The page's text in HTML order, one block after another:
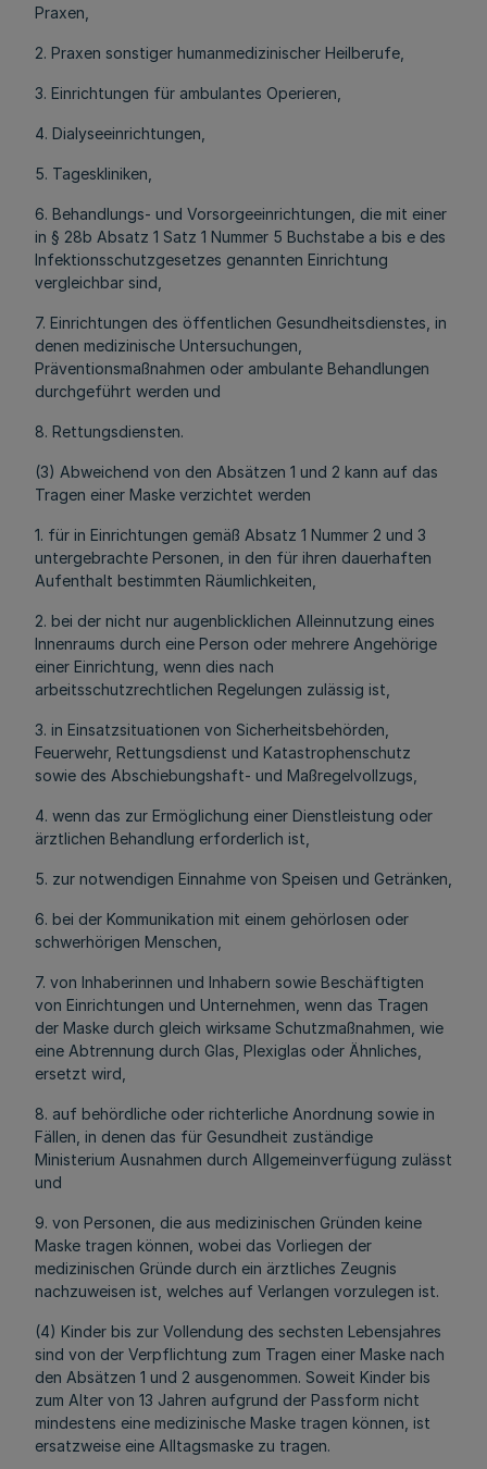
Praxen,
2. Praxen sonstiger humanmedizinischer Heilberufe,
3. Einrichtungen für ambulantes Operieren,
4. Dialyseeinrichtungen,
5. Tageskliniken,
6. Behandlungs- und Vorsorgeeinrichtungen, die mit einer
in § 28b Absatz 1 Satz 1 Nummer 5 Buchstabe a bis e des
Infektionsschutzgesetzes genannten Einrichtung
vergleichbar sind,
7. Einrichtungen des öffentlichen Gesundheitsdienstes, in
denen medizinische Untersuchungen,
Präventionsmaßnahmen oder ambulante Behandlungen
durchgeführt werden und
8. Rettungsdiensten.
(3) Abweichend von den Absätzen 1 und 2 kann auf das
Tragen einer Maske verzichtet werden
1. für in Einrichtungen gemäß Absatz 1 Nummer 2 und 3
untergebrachte Personen, in den für ihren dauerhaften
Aufenthalt bestimmten Räumlichkeiten,
2. bei der nicht nur augenblicklichen Alleinnutzung eines
Innenraums durch eine Person oder mehrere Angehörige
einer Einrichtung, wenn dies nach
arbeitsschutzrechtlichen Regelungen zulässig ist,
3. in Einsatzsituationen von Sicherheitsbehörden,
Feuerwehr, Rettungsdienst und Katastrophenschutz
sowie des Abschiebungshaft- und Maßregelvollzugs,
4. wenn das zur Ermöglichung einer Dienstleistung oder
ärztlichen Behandlung erforderlich ist,
5. zur notwendigen Einnahme von Speisen und Getränken,
6. bei der Kommunikation mit einem gehörlosen oder
schwerhörigen Menschen,
7. von Inhaberinnen und Inhabern sowie Beschäftigten
von Einrichtungen und Unternehmen, wenn das Tragen
der Maske durch gleich wirksame Schutzmaßnahmen, wie
eine Abtrennung durch Glas, Plexiglas oder Ähnliches,
ersetzt wird,
8. auf behördliche oder richterliche Anordnung sowie in
Fällen, in denen das für Gesundheit zuständige
Ministerium Ausnahmen durch Allgemeinverfügung zulässt
und
9. von Personen, die aus medizinischen Gründen keine
Maske tragen können, wobei das Vorliegen der
medizinischen Gründe durch ein ärztliches Zeugnis
nachzuweisen ist, welches auf Verlangen vorzulegen ist.
(4) Kinder bis zur Vollendung des sechsten Lebensjahres
sind von der Verpflichtung zum Tragen einer Maske nach
den Absätzen 1 und 2 ausgenommen. Soweit Kinder bis
zum Alter von 13 Jahren aufgrund der Passform nicht
mindestens eine medizinische Maske tragen können, ist
ersatzweise eine Alltagsmaske zu tragen.